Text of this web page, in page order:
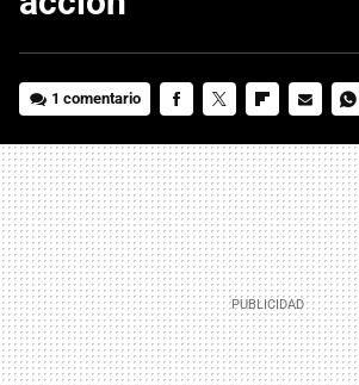
1 comentario
MAIL